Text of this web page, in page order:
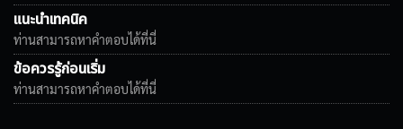
แนะนำเทคนิค
ท่านสามารถหาคำตอบได้ที่นี่
ข้อควรรู้ก่อนเริ่ม
ท่านสามารถหาคำตอบได้ที่นี่